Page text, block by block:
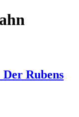
Rubens